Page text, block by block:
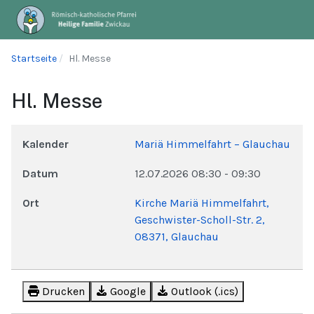
Startseite Hl. Messe
Hl. Messe
Kalender Mariä Himmelfahrt – Glauchau
Datum 12.07.2026 08:30 - 09:30
Ort
Kirche Mariä Himmelfahrt,
Geschwister-Scholl-Str. 2,
08371, Glauchau
Drucken Google Outlook (.ics)